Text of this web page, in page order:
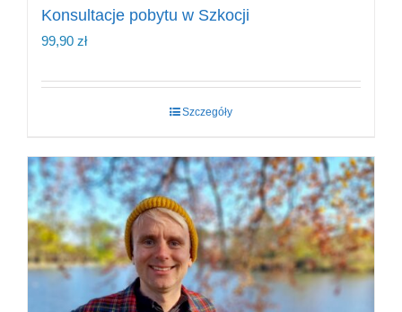
Konsultacje pobytu w Szkocji
99,90 zł
Szczegóły